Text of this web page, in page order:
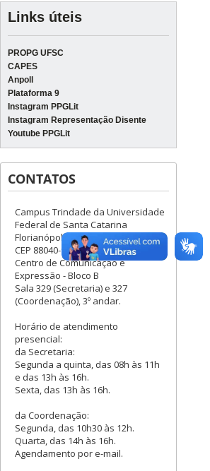
Links úteis
PROPG UFSC
CAPES
Anpoll
Plataforma 9
Instagram PPGLit
Instagram Representação Disente
Youtube PPGLit
CONTATOS
Campus Trindade da Universidade
Federal de Santa Catarina
Florianópolis/SC - Brasil
CEP 88040-900
Centro de Comunicação e
Expressão - Bloco B
Sala 329 (Secretaria) e 327
(Coordenação), 3º andar.
Horário de atendimento
presencial:
da Secretaria:
Segunda a quinta, das 08h às 11h
e das 13h às 16h.
Sexta, das 13h às 16h.
da Coordenação:
Segunda, das 10h30 às 12h.
Quarta, das 14h às 16h.
Agendamento por e-mail.